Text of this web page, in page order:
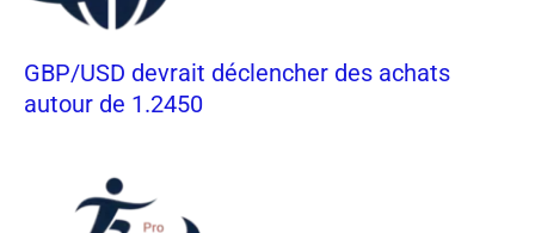
GBP/USD devrait déclencher des achats
autour de 1.2450